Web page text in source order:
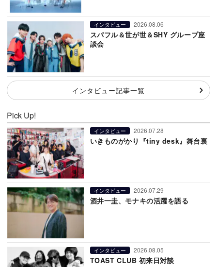
インタビュー 2026.08.06
スパフル＆世が世＆SHY グループ座
談会
インタビュー記事一覧
Pick Up!
インタビュー 2026.07.28
いきものがかり『tiny desk』舞台裏
インタビュー 2026.07.29
酒井一圭、モナキの活躍を語る
インタビュー 2026.08.05
TOAST CLUB 初来日対談